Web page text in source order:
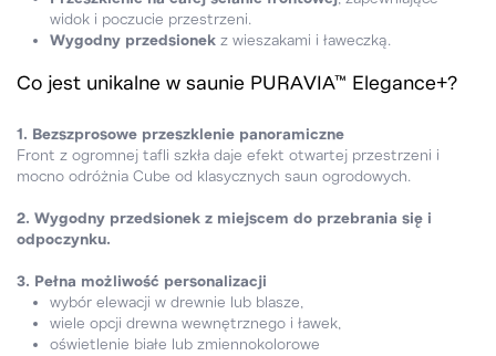
widok i poczucie przestrzeni.
Wygodny przedsionek z wieszakami i ławeczką.
Co jest unikalne w saunie PURAVIA™ Elegance+?
1. Bezszprosowe przeszklenie panoramiczne
Front z ogromnej tafli szkła daje efekt otwartej przestrzeni i
mocno odróżnia Cube od klasycznych saun ogrodowych.
2. Wygodny przedsionek z miejscem do przebrania się i
odpoczynku.
3. Pełna możliwość personalizacji
wybór elewacji w drewnie lub blasze,
wiele opcji drewna wewnętrznego i ławek,
oświetlenie białe lub zmiennokolorowe